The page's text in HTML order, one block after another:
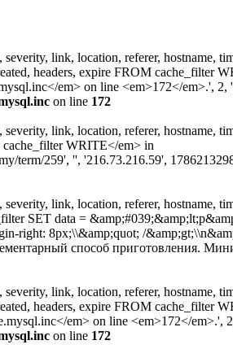
link, location, referer, hostname,
headers, expire FROM cache_filter
em> on line <em>172</em>.', 2,
on line 172
link, location, referer, hostname,
WRITE</em> in
term/259', '', '216.73.216.59',
link, location, referer, hostname,
SET data =
right: 8px;\\&amp;quot; /
способ приготовления.
link, location, referer, hostname,
headers, expire FROM cache_filter
em> on line <em>172</em>.',
on line 172